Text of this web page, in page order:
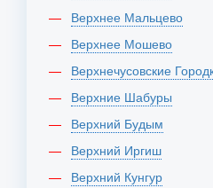
Верхнее Мальцево
Верхнее Мошево
Верхнечусовские
Верхние Шабуры
Верхний Будым
Верхний Иргиш
Верхний Кунгур